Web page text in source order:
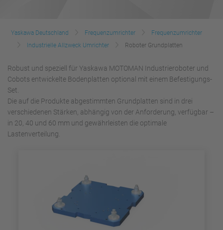
Yaskawa Deutschland Frequenzumrichter
Frequenzumrichter
Industrielle Allzweck Umrichter
Roboter Grundplatten
Robust und speziell für Yaskawa MOTOMAN Industrieroboter und
Cobots entwickelte Bodenplatten optional mit einem Befestigungs-
Set.
Die auf die Produkte abgestimmten Grundplatten sind in drei
verschiedenen Stärken, abhängig von der Anforderung, verfügbar –
in 20, 40 und 60 mm und gewährleisten die optimale
Lastenverteilung.